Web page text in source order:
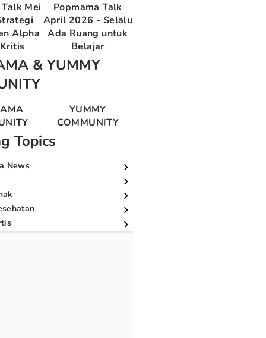
Mei
Alpha
Popmama Talk
April 2026 - Selalu
Ada Ruang untuk
Belajar
& YUMMY
YUMMY
COMMUNITY
Topics
News